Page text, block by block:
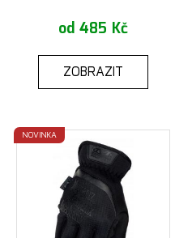
od 485 Kč
ZOBRAZIT
NOVINKA